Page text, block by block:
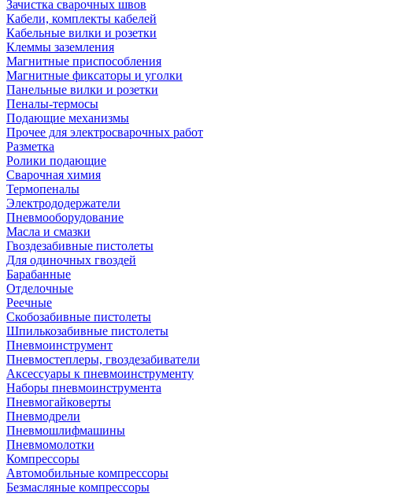
Зачистка сварочных швов
Кабели, комплекты кабелей
Кабельные вилки и розетки
Клеммы заземления
Магнитные приспособления
Магнитные фиксаторы и уголки
Панельные вилки и розетки
Пеналы-термосы
Подающие механизмы
Прочее для электросварочных работ
Разметка
Ролики подающие
Сварочная химия
Термопеналы
Электрододержатели
Пневмооборудование
Масла и смазки
Гвоздезабивные пистолеты
Для одиночных гвоздей
Барабанные
Отделочные
Реечные
Скобозабивные пистолеты
Шпилькозабивные пистолеты
Пневмоинструмент
Пневмостеплеры, гвоздезабиватели
Аксессуары к пневмоинструменту
Наборы пневмоинструмента
Пневмогайковерты
Пневмодрели
Пневмошлифмашины
Пневмомолотки
Компрессоры
Автомобильные компрессоры
Безмасляные компрессоры